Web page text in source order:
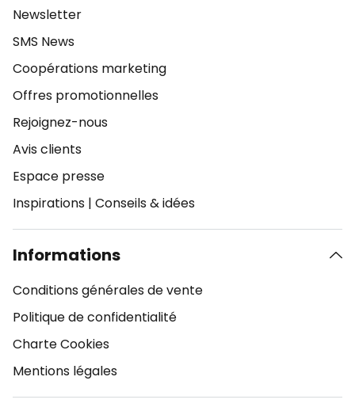
Newsletter
SMS News
Coopérations marketing
Offres promotionnelles
Rejoignez-nous
Avis clients
Espace presse
Inspirations | Conseils & idées
Informations
Conditions générales de vente
Politique de confidentialité
Charte Cookies
Mentions légales